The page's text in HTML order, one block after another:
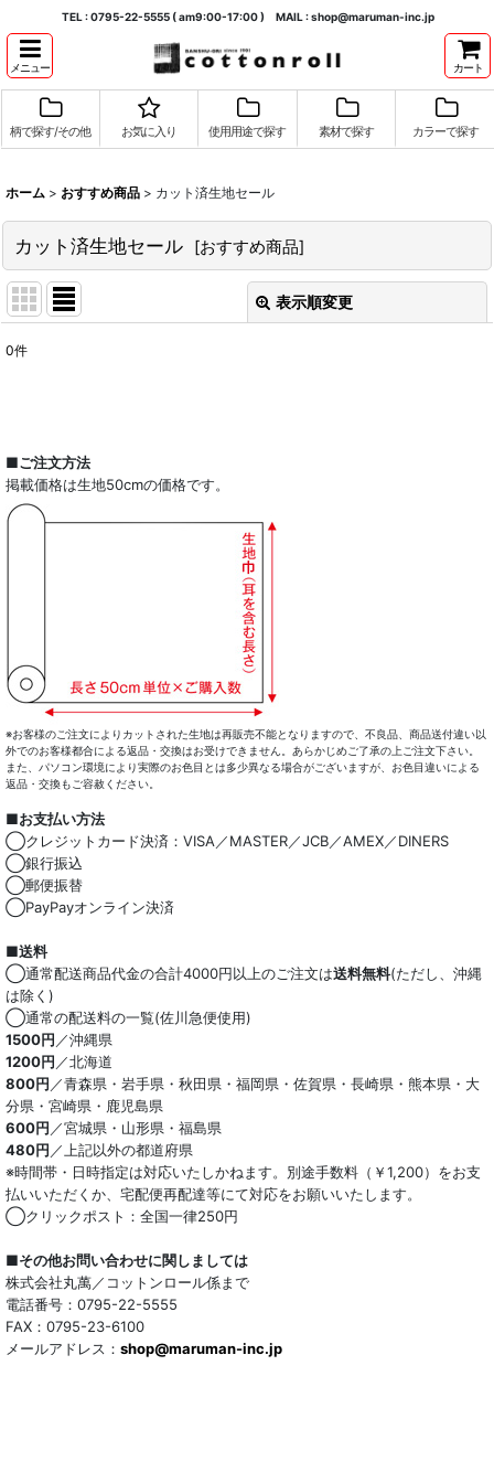
TEL : 0795-22-5555 ( am9:00-17:00 ) MAIL : shop@maruman-inc.jp
メニュー カート
柄で探す/その他 お気に入り 使用用途で探す 素材で探す カラーで探す
ホーム > おすすめ商品 > カット済生地セール
カット済生地セール [おすすめ商品]
表示順変更
絞り込む
0件
■ご注文方法
掲載価格は生地50cmの価格です。
※お客様のご注文によりカットされた生地は再販売不能となりますので、不良品、商品送付違い以
外でのお客様都合による返品・交換はお受けできません。あらかじめご了承の上ご注文下さい。
また、パソコン環境により実際のお色目とは多少異なる場合がございますが、お色目違いによる
返品・交換もご容赦ください。
■お支払い方法
◯クレジットカード決済：VISA／MASTER／JCB／AMEX／DINERS
◯銀行振込
◯郵便振替
◯PayPayオンライン決済
■送料
◯通常配送商品代金の合計4000円以上のご注文は送料無料(ただし、沖縄
は除く)
◯通常の配送料の一覧(佐川急便使用)
1500円 ／沖縄県
1200円 ／北海道
800円 ／青森県・岩手県・秋田県・福岡県・佐賀県・長崎県・熊本県・大
分県・宮崎県・鹿児島県
600円 ／宮城県・山形県・福島県
480円 ／上記以外の都道府県
※時間帯・日時指定は対応いたしかねます。別途手数料（￥1,200）をお支
払いいただくか、宅配便再配達等にて対応をお願いいたします。
◯クリックポスト：全国一律250円
■その他お問い合わせに関しましては
株式会社丸萬／コットンロール係まで
電話番号：0795-22-5555
FAX：0795-23-6100
メールアドレス： shop@maruman-inc.jp